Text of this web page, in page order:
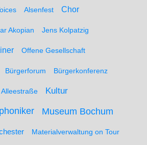
Alsenfest Chor
Akopian Jens Kolpatzig
Offene Gesellschaft
Bürgerforum Bürgerkonferenz
Alleestraße Kultur
Museum Bochum
Materialverwaltung on Tour